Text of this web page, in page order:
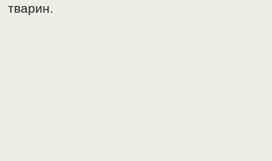
тварин.